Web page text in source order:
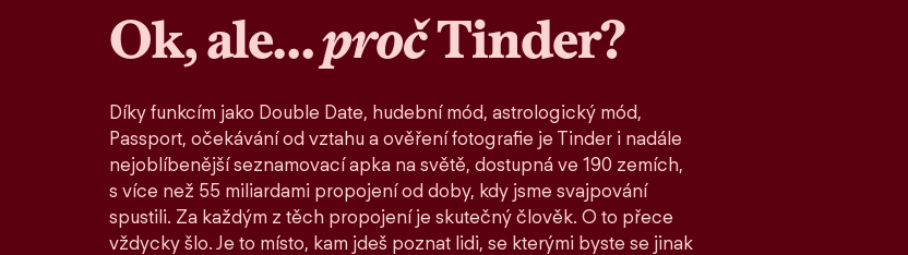
Ok, ale…pročTinder?
Díky funkcím jako Double Date, hudební mód, astrologický mód,
Passport, očekávání od vztahu a ověření fotografie je Tinder i nadále
nejoblíbenější seznamovací apka na světě, dostupná ve 190 zemích,
s více než 55 miliardami propojení od doby, kdy jsme svajpování
spustili. Za každým z těch propojení je skutečný člověk. O to přece
vždycky šlo. Je to místo, kam jdeš poznat lidi, se kterými byste se jinak